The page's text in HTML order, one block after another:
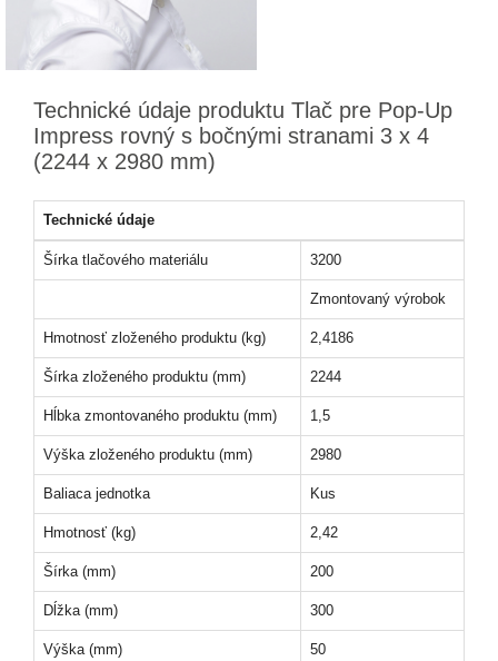
Technické údaje produktu Tlač pre Pop-Up
Impress rovný s bočnými stranami 3 x 4
(2244 x 2980 mm)
Technické údaje
Šírka tlačového materiálu 3200
Zmontovaný výrobok
Hmotnosť zloženého produktu (kg) 2,4186
Šírka zloženého produktu (mm) 2244
Hĺbka zmontovaného produktu (mm) 1,5
Výška zloženého produktu (mm) 2980
Baliaca jednotka Kus
Hmotnosť (kg) 2,42
Šírka (mm) 200
Dĺžka (mm) 300
Výška (mm) 50